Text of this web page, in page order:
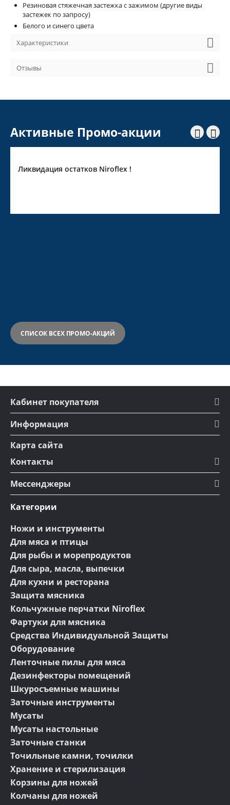
Резиновая стяжечная застежка с зажимом (другие виды
застежек по запросу)
Белого и синего цвета
Характеристики
Отзывы
Активные Промо-акции  
Ликвидация остатков Niroflex !
СПИСОК ВСЕХ ПРОМО-АКЦИЙ
Кабинет покупателя
Информация
Карта сайта
Контакты
Мессенджеры
Категории
Ножи и инструменты
Для мяса и птицы
Для рыбы и морепродуктов
Для сыра, масла, выпечки
Для кухни и ресторана
Защита мясника
Кольчужные перчатки Niroflex
Фартуки для мясника
Средства Индивидуальной Защиты
Оборудование
Ленточные пилы для мяса
Дезинфекторы помещений
Шкуросъемные машины
Заточные инструменты
Мусаты
Мусаты настольные
Заточные станки
Точильные камни, точилки
Хранение и стерилизация
Корзины для ножей
Колчаны для ножей